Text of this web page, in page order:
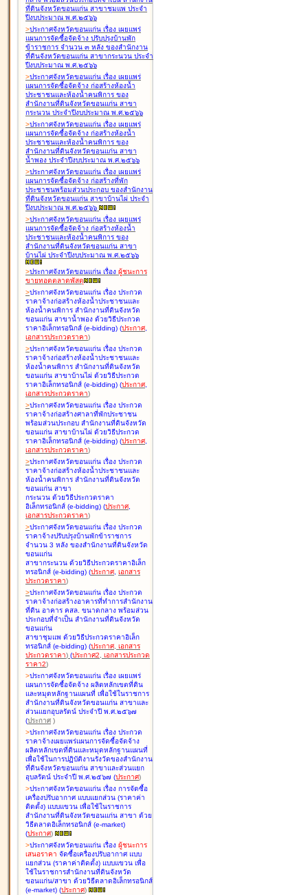
ที่ดินจังหวัดขอนแก่น สาขาชุมแพ ประจำ
ปีงบประมาณ พ.ศ.๒๕๖๖
>ประกาศจังหวัดขอนแก่น เรื่อง เผยแพร่
แผนการจัดซื้อจัดจ้าง ปรับปรุงบ้านพัก
ข้าราชการ จำนวน ๓ หลัง ของสำนักงาน
ที่ดินจังหวัดขอนแก่น สาขากระนวน ประจำ
ปีงบประมาณ พ.ศ.๒๕๖๖
>ประกาศจังหวัดขอนแก่น เรื่อง เผยแพร่
แผนการจัดซื้อจัดจ้าง ก่อสร้างห้องน้ำ
ประชาชนและห้องน้ำคนพิการ ของ
สำนักงานที่ดินจังหวัดขอนแก่น สาขา
กระนวน ประจำปีงบประมาณ พ.ศ.๒๕๖๖
>ประกาศจังหวัดขอนแก่น เรื่อง เผยแพร่
แผนการจัดซื้อจัดจ้าง ก่อสร้างห้องน้ำ
ประชาชนและห้องน้ำคนพิการ ของ
สำนักงานที่ดินจังหวัดขอนแก่น สาขา
น้ำพอง ประจำปีงบประมาณ พ.ศ.๒๕๖๖
>ประกาศจังหวัดขอนแก่น เรื่อง เผยแพร่
แผนการจัดซื้อจัดจ้าง ก่อสร้างที่พัก
ประชาชนพร้อมส่วนประกอบ ของสำนักงาน
ที่ดินจังหวัดขอนแก่น สาขาบ้านไผ่ ประจำ
ปีงบประมาณ พ.ศ.๒๕๖๖
>ประกาศจังหวัดขอนแก่น เรื่อง เผยแพร่
แผนการจัดซื้อจัดจ้าง ก่อสร้างห้องน้ำ
ประชาชนและห้องน้ำคนพิการ ของ
สำนักงานที่ดินจังหวัดขอนแก่น สาขา
บ้านไผ่ ประจำปีงบประมาณ พ.ศ.๒๕๖๖
>ประกาศจังหวัดขอนแก่น เรื่อง ผู้ชนะการ
ขายทอดตลาดพัสดุ
>ประกาศจังหวัดขอนแก่น เรื่อง ประกวด
ราคาจ้างก่อสร้างห้องน้ำประชาชนและ
ห้องน้ำคนพิการ สำนักงานที่ดินจังหวัด
ขอนแก่น สาขาน้ำพอง ด้วยวิธีประกวด
ราคาอิเล็กทรอนิกส์ (e-bidding) (ประกาศ,
เอกสารประกวดราคา)
>ประกาศจังหวัดขอนแก่น เรื่อง ประกวด
ราคาจ้างก่อสร้างห้องน้ำประชาชนและ
ห้องน้ำคนพิการ สำนักงานที่ดินจังหวัด
ขอนแก่น สาขาบ้านไผ่ ด้วยวิธีประกวด
ราคาอิเล็กทรอนิกส์ (e-bidding) (ประกาศ,
เอกสารประกวดราคา)
>ประกาศจังหวัดขอนแก่น เรื่อง ประกวด
ราคาจ้างก่อสร้างศาลาที่พักประชาชน
พร้อมส่วนประกอบ สำนักงานที่ดินจังหวัด
ขอนแก่น สาขาบ้านไผ่ ด้วยวิธีประกวด
ราคาอิเล็กทรอนิกส์ (e-bidding) (ประกาศ,
เอกสารประกวดราคา)
>ประกาศจังหวัดขอนแก่น เรื่อง ประกวด
ราคาจ้างก่อสร้างห้องน้ำประชาชนและ
ห้องน้ำคนพิการ สำนักงานที่ดินจังหวัด
ขอนแก่น สาขา
กระนวน ด้วยวิธีประกวดราคา
อิเล็กทรอนิกส์ (e-bidding) (ประกาศ,
เอกสารประกวดราคา)
>ประกาศจังหวัดขอนแก่น เรื่อง ประกวด
ราคาจ้างปรับปรุงบ้านพักข้าราชการ
จำนวน 3 หลัง ของสำนักงานที่ดินจังหวัด
ขอนแก่น
สาขากระนวน ด้วยวิธีประกวดราคาอิเล็ก
ทรอนิกส์ (e-bidding) (ประกาศ, เอกสาร
ประกวดราคา)
>ประกาศจังหวัดขอนแก่น เรื่อง ประกวด
ราคาจ้างก่อสร้างอาคารที่ทำการสำนักงาน
ที่ดิน อาคาร คสล. ขนาดกลาง พร้อมส่วน
ประกอบที่จำเป็น สำนักงานที่ดินจังหวัด
ขอนแก่น
สาขาชุมแพ ด้วยวิธีประกวดราคาอิเล็ก
ทรอนิกส์ (e-bidding) (ประกาศ, เอกสาร
ประกวดราคา) (ประกาศ2, เอกสารประกวด
ราคา2)
>ประกาศจังหวัดขอนแก่น เรื่อง เผยแพร่
แผนการจัดซื้อจัดจ้าง ผลิตหลักเขตที่ดิน
และหมุดหลักฐานแผนที่ เพื่อใช้ในราชการ
สำนักงานที่ดินจังหวัดขอนแก่น สาขาและ
ส่วนแยกอุบลรัตน์ ประจำปี พ.ศ.๒๕๖๗
(ประกาศ )
>ประกาศจังหวัดขอนแก่น เรื่อง ประกวด
ราคาจ้างเผยแพร่แผนการจัดซื้อจัดจ้าง
ผลิตหลักเขตที่ดินและหมุดหลักฐานแผนที่
เพื่อใช้ในการปฏิบัติงานรังวัดของสำนักงาน
ที่ดินจังหวัดขอนแก่น สาขาและส่วนแยก
อุบลรัตน์ ประจำปี พ.ศ.๒๕๖๗ (ประกาศ)
>ประกาศจังหวัดขอนแก่น เรื่อง การจัดซื้อ
เครื่องปรับอากาศ แบบแยกส่วน (ราคาค่า
ติดตั้ง) แบบแขวน เพื่อใช้ในราชการ
สำนักงานที่ดินจังหวัดขอนแก่น สาขา ด้วย
วิธีตลาดอิเล็กทรอนิกส์ (e-market)
(ประกาศ)
>ประกาศจังหวัดขอนแก่น เรื่อง ผู้ชนะการ
เสนอราคา จัดซื้อเครื่องปรับอากาศ แบบ
แยกส่วน (ราคาค่าติดตั้ง) แบบแขวน เพื่อ
ใช้ในราชการสำนักงานที่ดินจังหวัด
ขอนแก่น/สาขา ด้วยวิธีตลาดอิเล็กทรอนิกส์
(e-market) (ประกาศ)